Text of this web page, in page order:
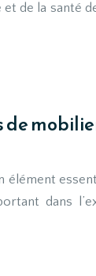
et de la santé
élément
dans